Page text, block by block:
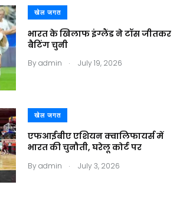
खेल जगत
भारत के खिलाफ इंग्लैंड ने टॉस जीतकर
बैटिंग चुनी
Byadmin . July 19, 2026
खेल जगत
एफआईबीए एशियन क्वालिफायर्स में
भारत की चुनौती, घरेलू कोर्ट पर
Byadmin . July 3, 2026